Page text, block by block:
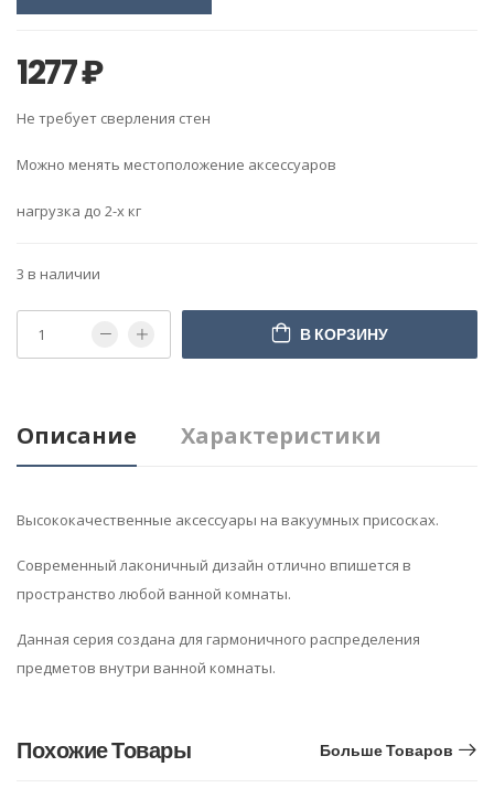
1277₽
Не требует сверления стен
Можно менять местоположение аксессуаров
нагрузка до 2-х кг
3 в наличии
В КОРЗИНУ
Описание Характеристики
Высококачественные аксессуары на вакуумных присосках.
Современный лаконичный дизайн отлично впишется в
пространство любой ванной комнаты.
Данная серия создана для гармоничного распределения
предметов внутри ванной комнаты.
Похожие Товары Больше Товаров